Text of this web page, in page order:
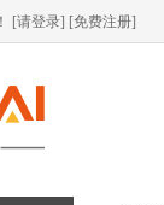
[请登录] [免费注册]